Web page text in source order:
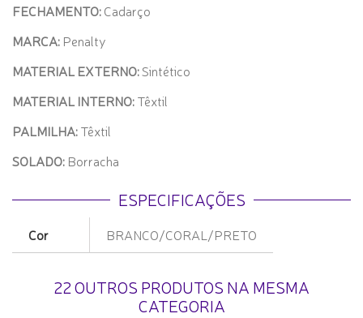
FECHAMENTO:Cadarço
MARCA: Penalty
MATERIAL EXTERNO:Sintético
MATERIAL INTERNO:Têxtil
PALMILHA:Têxtil
SOLADO: Borracha
ESPECIFICAÇÕES
Cor BRANCO/CORAL/PRETO
22 OUTROS PRODUTOS NA MESMA
CATEGORIA